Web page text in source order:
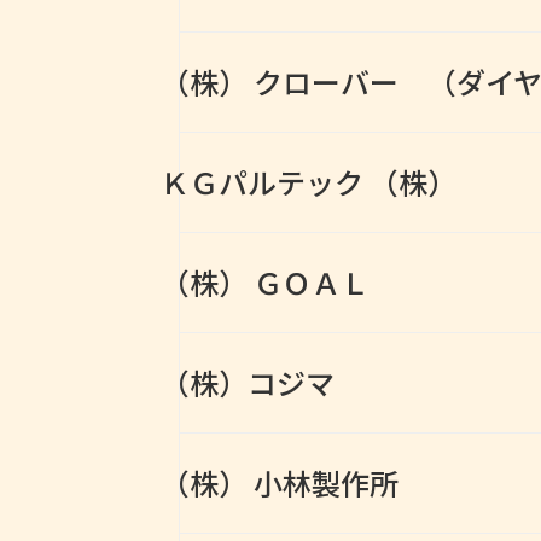
（株） クローバー （ダイヤ
ＫＧパルテック （株）
（株） ＧＯＡＬ
（株）コジマ
（株） 小林製作所